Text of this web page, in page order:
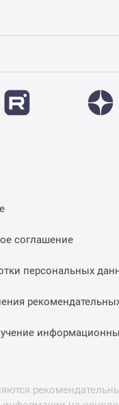
соглашение
персональных